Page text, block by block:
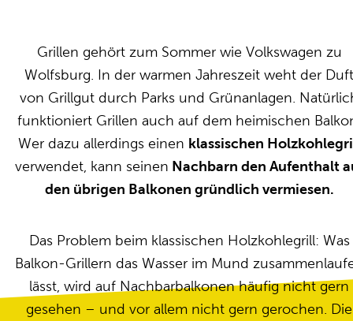
Grillen gehört zum Sommer wie Volkswagen zu
Wolfsburg. In der warmen Jahreszeit weht der Duft
von Grillgut durch Parks und Grünanlagen.
funktioniert Grillen auch auf dem heimischen
Wer dazu allerdings einen klassischen
verwendet, kann seinen Nachbarn den Aufenthalt
den übrigen Balkonen gründlich vermiesen.
Das Problem beim klassischen Holzkohlegrill: Was
Balkon-Grillern das Wasser im Mund
lässt, wird auf Nachbarbalkonen häufig nicht gern
gesehen – und vor allem nicht gern gerochen. Die